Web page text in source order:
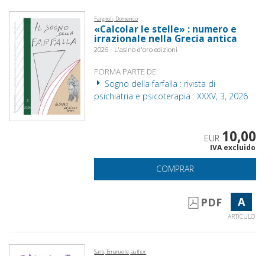
Fargnoli, Domenico
«Calcolar le stelle» : numero e
irrazionale nella Grecia antica
2026 - L'asino d'oro edizioni
FORMA PARTE DE
Sogno della farfalla : rivista di
psichiatria e psicoterapia : XXXV, 3, 2026
EUR 10,00
IVA excluido
COMPRAR
PDF A
ARTÍCULO
Santi, Emanuele, author